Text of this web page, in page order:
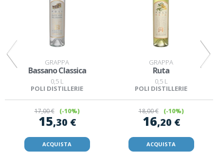
GRAPPA
Bassano Classica
0,5 L
POLI DISTILLERIE
17,00 € (-10%)
15,30 €
ACQUISTA
GRAPPA
Ruta
0,5 L
POLI DISTILLERIE
18,00 € (-10%)
16,20 €
ACQUISTA